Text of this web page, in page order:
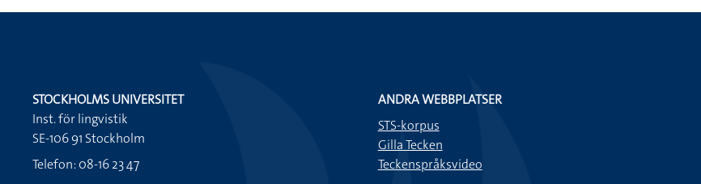
STOCKHOLMS UNIVERSITET
Inst. för lingvistik
SE-106 91 Stockholm
Telefon: 08-16 23 47
ANDRA WEBBPLATSER
STS-korpus
Gilla Tecken
Teckenspråksvideo